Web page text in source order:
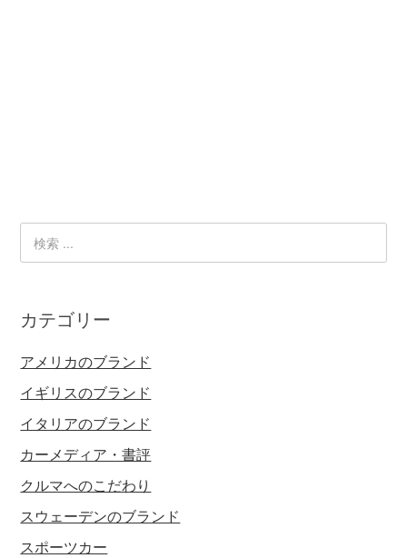
カテゴリー
アメリカのブランド
イギリスのブランド
イタリアのブランド
カーメディア・書評
クルマへのこだわり
スウェーデンのブランド
スポーツカー